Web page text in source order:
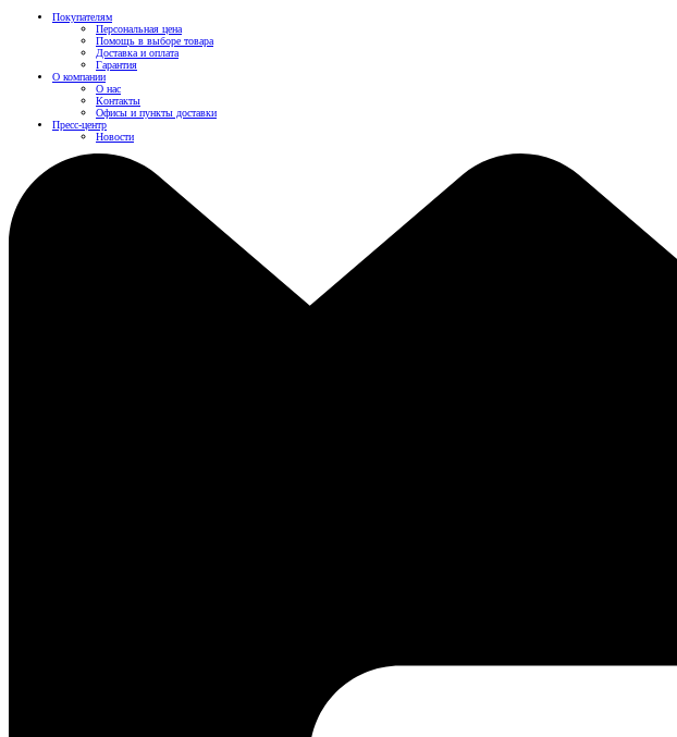
Покупателям
Персональная цена
Помощь в выборе товара
Доставка и оплата
Гарантия
О компании
О нас
Контакты
Офисы и пункты доставки
Пресс-центр
Новости